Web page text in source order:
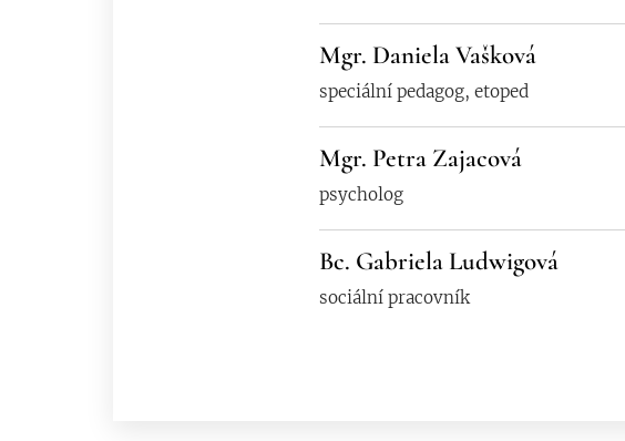
Mgr. Daniela Vašková
speciální pedagog, etoped
Mgr. Petra Zajacová
psycholog
Bc. Gabriela Ludwigová
sociální pracovník